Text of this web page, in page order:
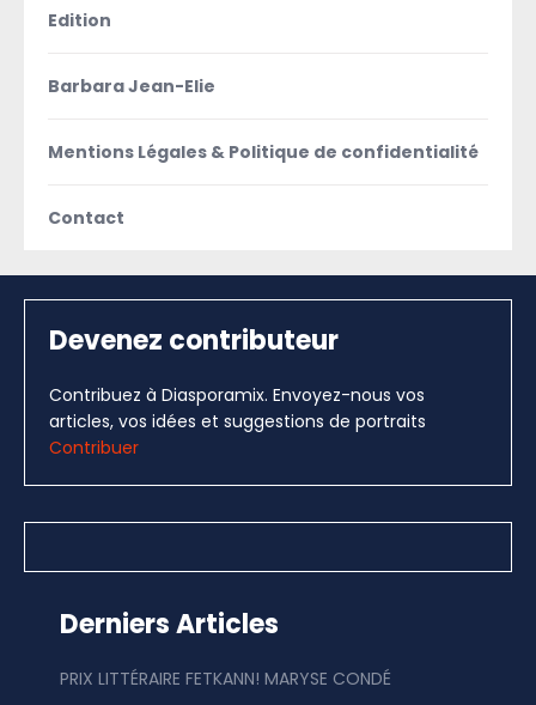
Edition
Barbara Jean-Elie
Mentions Légales & Politique de confidentialité
Contact
Devenez contributeur
Contribuez à Diasporamix. Envoyez-nous vos
articles, vos idées et suggestions de portraits
Contribuer
Derniers Articles
PRIX LITTÉRAIRE FETKANN! MARYSE CONDÉ